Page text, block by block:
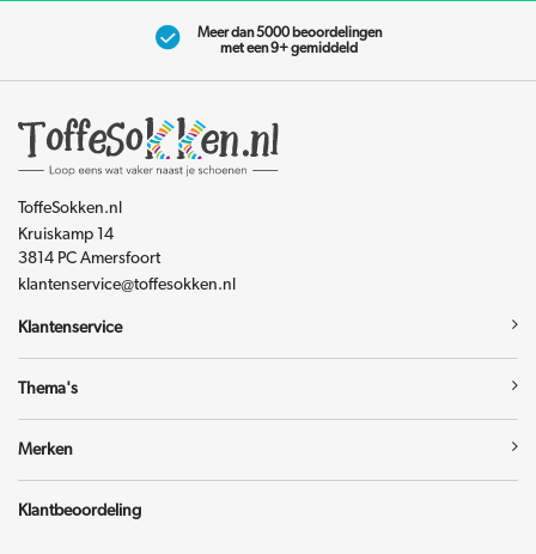
Meer dan 5000 beoordelingen
met een 9+ gemiddeld
ToffeSokken.nl
Kruiskamp 14
3814 PC Amersfoort
klantenservice@toffesokken.nl
Klantenservice
Thema's
Merken
Klantbeoordeling